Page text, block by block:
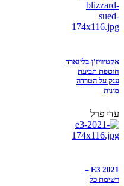
אקטיוויז'ן-בליזארד
חוטפת תביעת
ענק על הטרדה
מינית
עדי פרל
E3 2021 –
רשימת כל